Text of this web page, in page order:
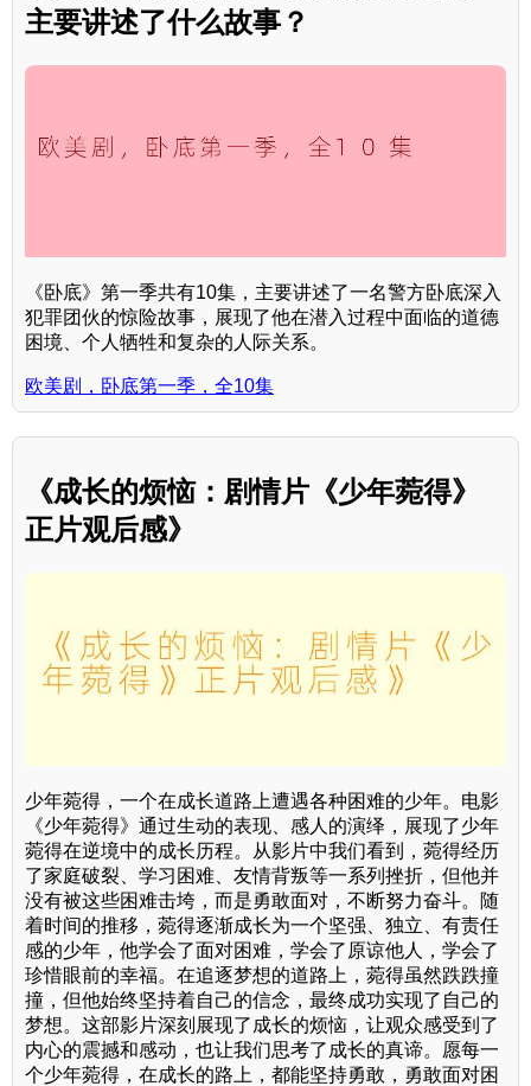
主要讲述了什么故事？
《卧底》第一季共有10集，主要讲述了一名警方卧底深入
犯罪团伙的惊险故事，展现了他在潜入过程中面临的道德
困境、个人牺牲和复杂的人际关系。
欧美剧，卧底第一季，全10集
《成长的烦恼：剧情片《少年菀得》
正片观后感》
少年菀得，一个在成长道路上遭遇各种困难的少年。电影
《少年菀得》通过生动的表现、感人的演绎，展现了少年
菀得在逆境中的成长历程。从影片中我们看到，菀得经历
了家庭破裂、学习困难、友情背叛等一系列挫折，但他并
没有被这些困难击垮，而是勇敢面对，不断努力奋斗。随
着时间的推移，菀得逐渐成长为一个坚强、独立、有责任
感的少年，他学会了面对困难，学会了原谅他人，学会了
珍惜眼前的幸福。在追逐梦想的道路上，菀得虽然跌跌撞
撞，但他始终坚持着自己的信念，最终成功实现了自己的
梦想。这部影片深刻展现了成长的烦恼，让观众感受到了
内心的震撼和感动，也让我们思考了成长的真谛。愿每一
个少年菀得，在成长的路上，都能坚持勇敢，勇敢面对困